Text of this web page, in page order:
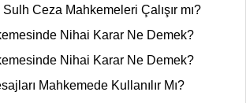
Ceza Mahkemeleri Çalışır mı?
Nihai Karar Ne Demek?
Nihai Karar Ne Demek?
Mahkemede Kullanılır Mı?